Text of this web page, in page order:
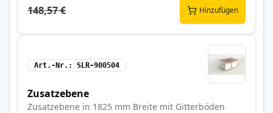
148,57 € Hinzufügen
Art.-Nr. SLR-900504
Zusatzebene
Zusatzebene in 1825 mm Breite mit Gitterböden